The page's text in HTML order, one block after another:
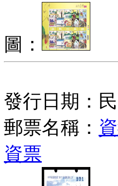
圖：
發行日期：
郵票名稱：
資票